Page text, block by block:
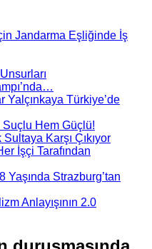
Jandarma Eşliğinde İş
Yalçınkaya Türkiye’de
Suçlu Hem Güçlü!
Karşı Çıkıyor
İşçi Tarafından
Yaşında Strazburg’tan
Anlayışının 2.0